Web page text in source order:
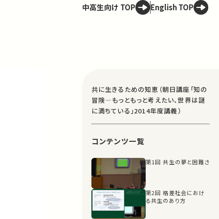
中高生向け TOP English TOP
共に生きるための知恵（朝日講座「知の
冒険—もっともっと考えたい、世界は謎
に満ちている」2014年度講義）
コンテンツ一覧
第1回 共生の夢と困難さ
第2回 格差社会におけ
る共生のあり方